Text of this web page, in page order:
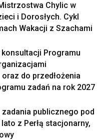
Chylic w
i Dorosłych. Cykl
Wakacji z Szachami
Programu
do przedłożenia
zadań na rok 2027
publicznego pod
z Perłą stacjonarny,